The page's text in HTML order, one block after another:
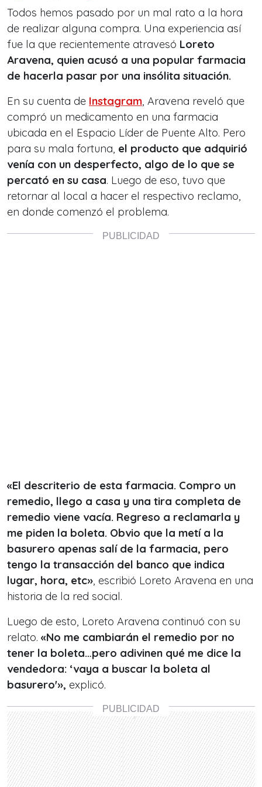
Todos hemos pasado por un mal rato a la hora
de realizar alguna compra. Una experiencia así
fue la que recientemente atravesó Loreto
Aravena, quien acusó a una popular farmacia
de hacerla pasar por una insólita situación.
En su cuenta de Instagram, Aravena reveló que
compró un medicamento en una farmacia
ubicada en el Espacio Líder de Puente Alto. Pero
para su mala fortuna, el producto que adquirió
venía con un desperfecto, algo de lo que se
percató en su casa. Luego de eso, tuvo que
retornar al local a hacer el respectivo reclamo,
en donde comenzó el problema.
«El descriterio de esta farmacia. Compro un
remedio, llego a casa y una tira completa de
remedio viene vacía. Regreso a reclamarla y
me piden la boleta. Obvio que la metí a la
basurero apenas salí de la farmacia, pero
tengo la transacción del banco que indica
lugar, hora, etc», escribió Loreto Aravena en una
historia de la red social.
Luego de esto, Loreto Aravena continuó con su
relato. «No me cambiarán el remedio por no
tener la boleta…pero adivinen qué me dice la
vendedora: ‘vaya a buscar la boleta al
basurero'», explicó.